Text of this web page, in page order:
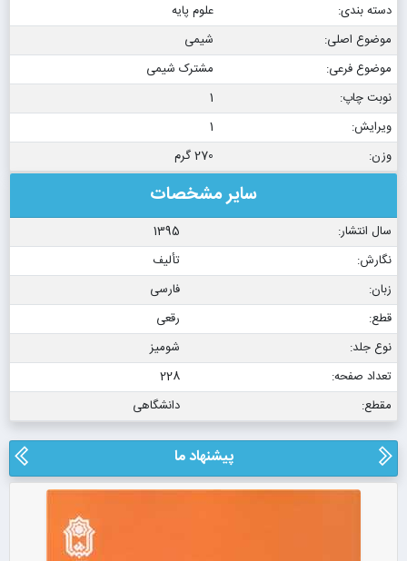
دسته بندی:
علوم پایه
موضوع اصلی:
شیمی
موضوع فرعی:
مشترک شیمی
نوبت چاپ:
1
ویرایش:
1
وزن:
270 گرم
سایر مشخصات
سال انتشار:
1395
نگارش:
تألیف
زبان:
فارسی
قطع:
رقعی
نوع جلد:
شومیز
تعداد صفحه:
228
مقطع:
دانشگاهی
پیشنهاد ما